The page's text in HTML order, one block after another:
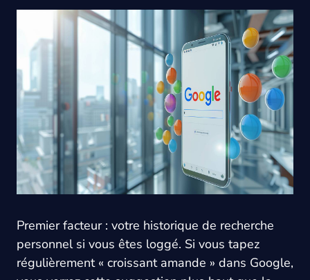
Premier facteur : votre historique de recherche
personnel si vous êtes loggé. Si vous tapez
régulièrement « croissant amande » dans Google,